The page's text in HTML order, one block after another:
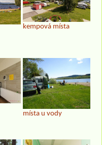
kempová místa
místa u vody